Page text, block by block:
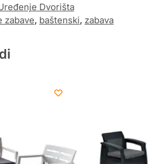
Dvorišta
zabave, baštenski, zabava